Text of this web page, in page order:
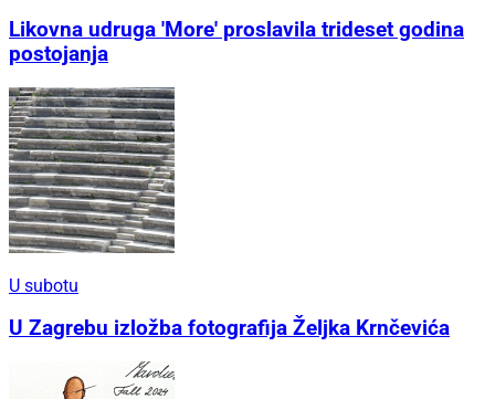
Likovna udruga 'More' proslavila trideset godina
postojanja
U subotu
U Zagrebu izložba fotografija Željka Krnčevića